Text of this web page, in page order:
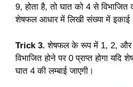
9, होता है, तो घात को 4 से
शेषफल आधार में लिखी संख्या में
Trick 3. शेषफल के रूप में 1, 2, और 3,
विभाजित होने पर 0 प्राप्त होगा यदि
घात 4 की लम्बाई जाएगी।